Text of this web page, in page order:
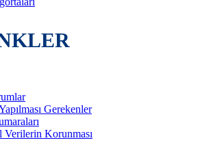
Gerekenler
Korunması